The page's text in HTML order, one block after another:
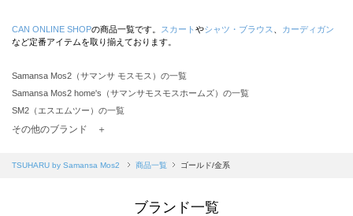
CAN ONLINE SHOPの商品一覧です。 スカート やシャツ・ブラウス
カーディガン
など定番アイテムを取り揃えております。
Samansa Mos2（サマンサ モスモス）の一覧
Samansa Mos2 home's（サマンサモスモスホームズ）の一覧
SM2（エスエムツー）の一覧
TSUHARU by Samansa Mos2（ツハルバイサマンサモスモス）の一覧
Samansa Mos2 blue（サマンサモスモス ブルー）の一覧
その他のブランド ＋
TSUHARU by Samansa Mos2 商品一覧 ゴールド/金系
ブランド一覧